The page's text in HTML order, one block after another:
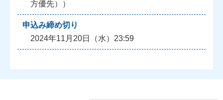
方優先））
申込み締め切り
2024年11月20日（水）23:59